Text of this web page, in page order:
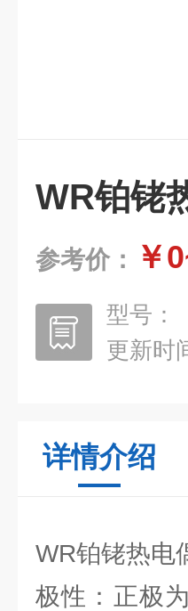
WR铂铑
参考价： ￥
型号：
更新时
详情介绍
WR铂铑热电
极性：正极